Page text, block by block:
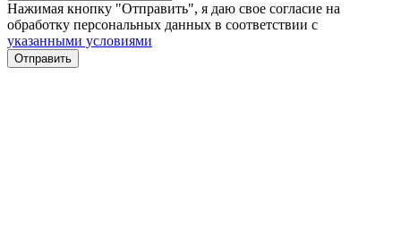
Нажимая кнопку "Отправить", я даю свое согласие на
обработку персональных данных в соответствии с
указанными условиями
Отправить